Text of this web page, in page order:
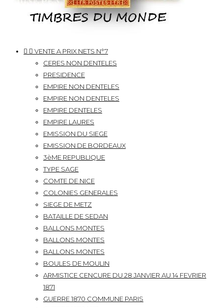
  VENTE A PRIX NETS N°7
CERES NON DENTELES
PRESIDENCE
EMPIRE NON DENTELES
EMPIRE NON DENTELES
EMPIRE DENTELES
EMPIRE LAURES
EMISSION DU SIEGE
EMISSION DE BORDEAUX
3èME REPUBLIQUE
TYPE SAGE
COMTE DE NICE
COLONIES GENERALES
SIEGE DE METZ
BATAILLE DE SEDAN
BALLONS MONTES
BALLONS MONTES
BALLONS MONTES
BOULES DE MOULIN
ARMISTICE CENCURE DU 28 JANVIER AU 14 FEVRIER
1871
GUERRE 1870 COMMUNE PARIS